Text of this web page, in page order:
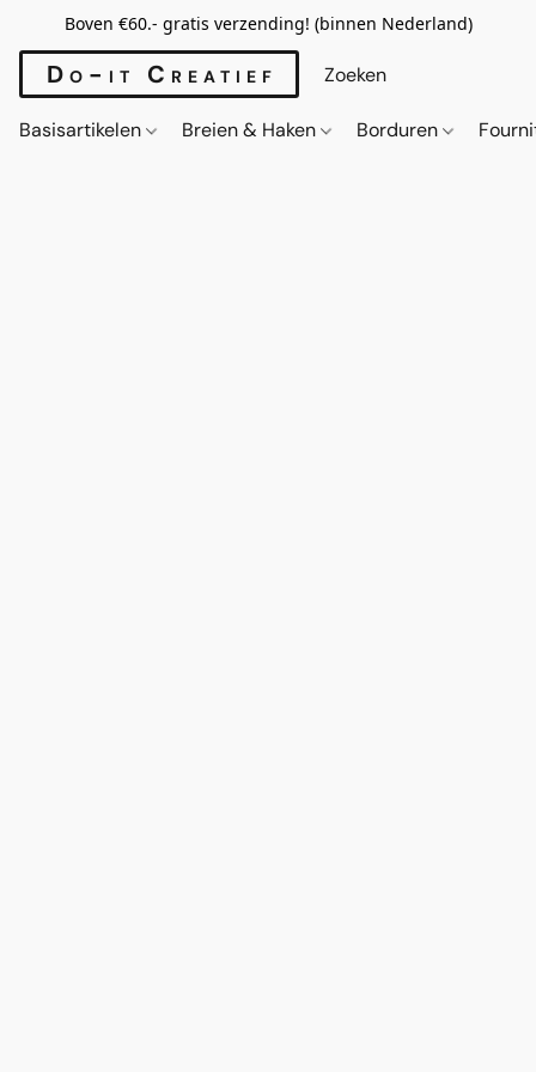
Boven €60.- gratis verzending! (binnen Nederland)
Do-it Creatief
Basisartikelen Breien & Haken Borduren